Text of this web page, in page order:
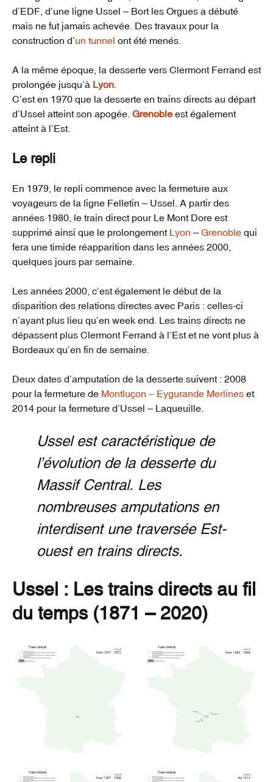
d’EDF, d’une ligne Ussel – Bort les Orgues a débuté
mais ne fut jamais achevée. Des travaux pour la
construction d’un tunnel ont été menés.
A la même époque, la desserte vers Clermont Ferrand est
prolongée jusqu’à Lyon
C’est en 1970 que la desserte en trains directs au départ
d’Ussel atteint son apogée. Grenoble est également
atteint à l’Est.
Le repli
En 1979, le repli commence avec la fermeture aux
voyageurs de la ligne Felletin – Ussel. A partir des
années 1980, le train direct pour Le Mont Dore est
supprimé ainsi que le prolongement Lyon – Grenoble qui
fera une timide réapparition dans les années 2000,
quelques jours par semaine.
Les années 2000, c’est également le début de la
disparition des relations directes avec Paris : celles-ci
n’ayant plus lieu qu’en week end. Les trains directs ne
dépassent plus Clermont Ferrand à l’Est et ne vont plus à
Bordeaux qu’en fin de semaine.
Deux dates d’amputation de la desserte suivent : 2008
pour la fermeture de Montluçon – Eygurande Merlines et
2014 pour la fermeture d’Ussel – Laqueuille.
Ussel est caractéristique de
l’évolution de la desserte du
Massif Central. Les
nombreuses amputations en
interdisent une traversée Est-
ouest en trains directs.
Ussel : Les trains directs au fil
du temps (1871 – 2020)